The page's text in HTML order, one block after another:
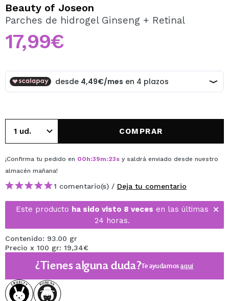
Al crear una cuenta en Maquillalia.com podrás realizar
tus compras rápidamente, revisar el estado de tus
pedidos y consultar tus operaciones anteriores.
CREAR CUENTA
Beauty of Joseon
Parches de hidrogel Ginseng + Retinal
17,99€
COMPRAR
¡Confirma tu pedido en 00h:39m:23s y saldrá enviado desde nuestro
almacén mañana!
1 comentario(s) / Deja tu comentario
Este producto ha sido visto 8 veces en las últimas
24 horas.
Contenido: 93.00 gr
Precio x 100 gr: 19,34€
¿Tienes alguna duda?Te ayudamosaquí